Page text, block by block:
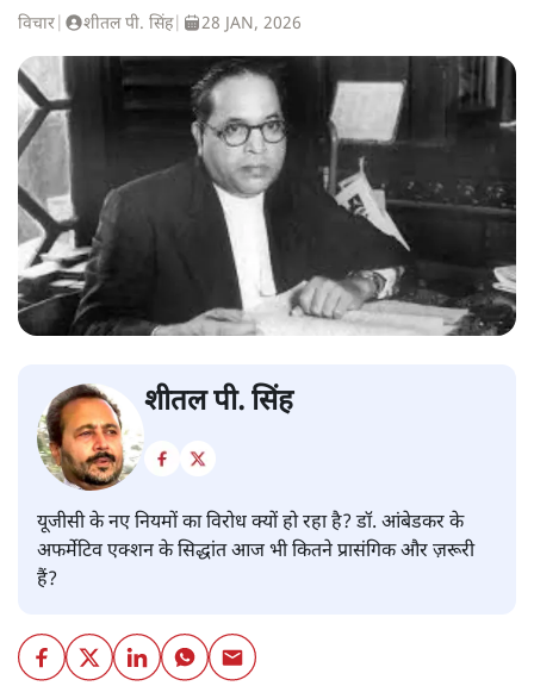
विचार शीतल पी. सिंह| 28 JAN, 2026
शीतल पी. सिंह
यूजीसी के नए नियमों का विरोध क्यों हो रहा है? डॉ. आंबेडकर के
अफर्मेटिव एक्शन के सिद्धांत आज भी कितने प्रासंगिक और ज़रूरी
हैं?